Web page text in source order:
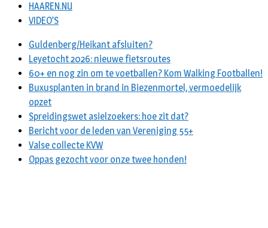
HAAREN.NU
VIDEO’S
Guldenberg/Heikant afsluiten?
Leyetocht 2026: nieuwe fietsroutes
60+ en nog zin om te voetballen? Kom Walking Footballen!
Buxusplanten in brand in Biezenmortel, vermoedelijk
opzet
Spreidingswet asielzoekers: hoe zit dat?
Bericht voor de leden van Vereniging 55+
Valse collecte KVW
Oppas gezocht voor onze twee honden!